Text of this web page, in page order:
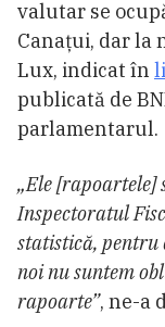
valutar se
Canaţui, dar la
Lux, indicat în
publicată de
parlamentarul.
„Ele [rapoartele]
Inspectoratul
statistică, pentru
noi nu suntem
rapoarte”, ne-a